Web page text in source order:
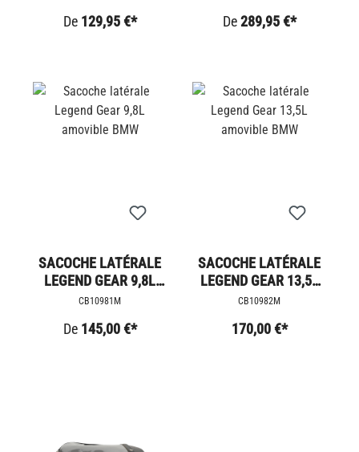
De 129,95 €* De289,95 €*
SACOCHE LATÉRALE
LEGEND GEAR 9,8L
AMOVIBLE BMW
CB10981M
De 145,00 €*
SACOCHE LATÉRALE
LEGEND GEAR 13,5L
AMOVIBLE BMW
CB10982M
170,00 €*